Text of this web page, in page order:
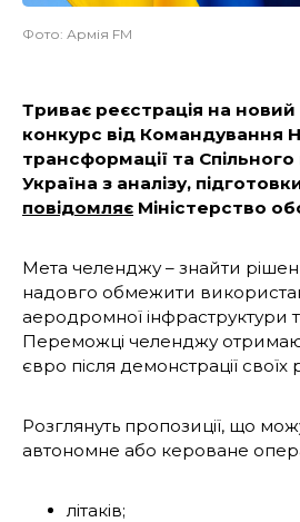
Фото: Армія FM
Триває реєстрація на новий
конкурс від Командування
трансформації та
Україна з аналізу,
повідомляє Міністерство
Мета челенджу – знайти
надовго обмежити
аеродромної інфраструктури та
Переможці челенджу
євро після демонстрації своїх
Розглянуть пропозиції, що
автономне або кероване
літаків;